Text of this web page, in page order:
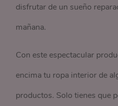
disfrutar de un sueño
mañana.
Con este espectacular
encima tu ropa interior de
productos. Solo tienes que